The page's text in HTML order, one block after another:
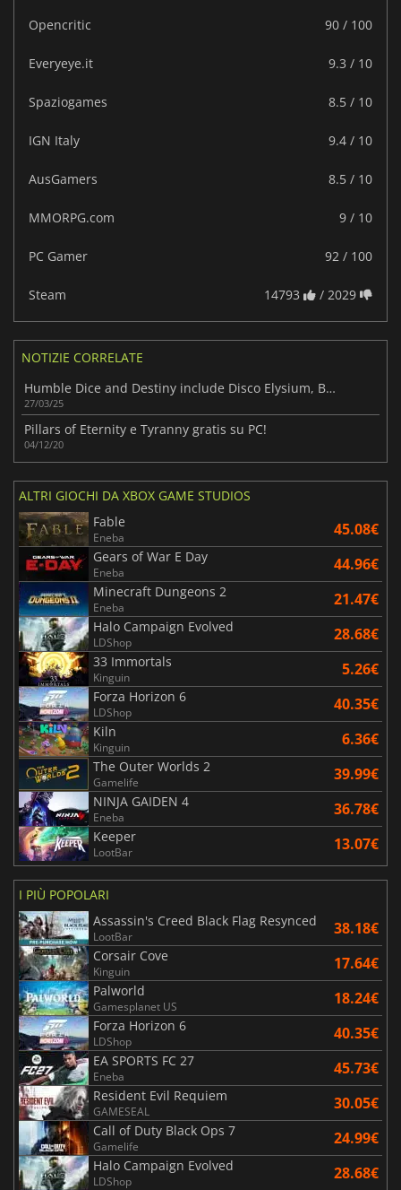
Opencritic 90 / 100
Everyeye.it 9.3 / 10
Spaziogames 8.5 / 10
IGN Italy 9.4 / 10
AusGamers 8.5 / 10
MMORPG.com 9 / 10
PC Gamer 92 / 100
Steam 14793 / 2029
NOTIZIE CORRELATE
Humble Dice and Destiny include Disco Elysium, Broken Roads e altro
27/03/25
Pillars of Eternity e Tyranny gratis su PC!
04/12/20
ALTRI GIOCHI DA XBOX GAME STUDIOS
Fable
Eneba 45.08€
Gears of War E Day
Eneba 44.96€
Minecraft Dungeons 2
Eneba 21.47€
Halo Campaign Evolved
LDShop 28.68€
33 Immortals
Kinguin 5.26€
Forza Horizon 6
LDShop 40.35€
Kiln
Kinguin 6.36€
The Outer Worlds 2
Gamelife 39.99€
NINJA GAIDEN 4
Eneba 36.78€
Keeper
LootBar 13.07€
I PIÙ POPOLARI
Assassin's Creed Black Flag Resynced
LootBar 38.18€
Corsair Cove
Kinguin 17.64€
Palworld
Gamesplanet US 18.24€
Forza Horizon 6
LDShop 40.35€
EA SPORTS FC 27
Eneba 45.73€
Resident Evil Requiem
GAMESEAL 30.05€
Call of Duty Black Ops 7
Gamelife 24.99€
Halo Campaign Evolved
LDShop 28.68€